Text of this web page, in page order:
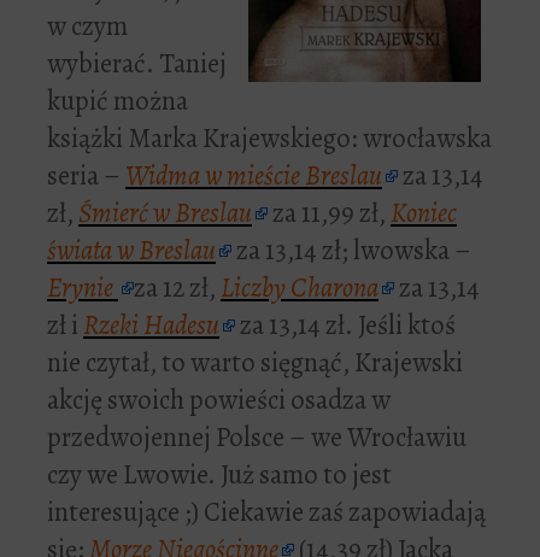
w czym
wybierać. Taniej
kupić można
książki Marka Krajewskiego: wrocławska
seria – Widma w mieście Breslau
za 13,14
zł,Śmierć w Breslau za 11,99 zł,Koniec
świata w Breslau
za 13,14 zł; lwowska –
Erynie za 12 zł,Liczby Charona za 13,14
zł iRzeki Hadesu
za 13,14 zł. Jeśli ktoś
nie czytał, to warto sięgnąć, Krajewski
akcję swoich powieści osadza w
przedwojennej Polsce – we Wrocławiu
czy we Lwowie. Już samo to jest
interesujące ;) Ciekawie zaś zapowiadają
się:Morze Niegościnne (14,39 zł) Jacka